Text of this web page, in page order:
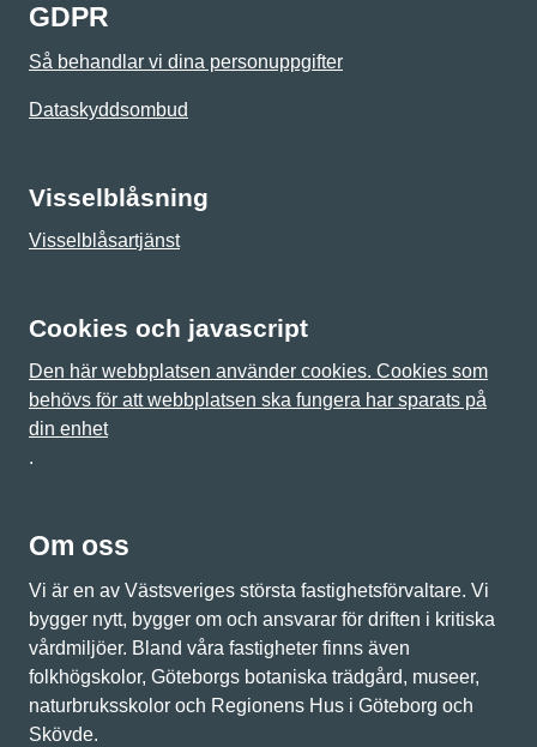
GDPR
Så behandlar vi dina personuppgifter
Dataskyddsombud
Visselblåsning
Visselblåsartjänst
Cookies och javascript
Den här webbplatsen använder cookies. Cookies som
behövs för att webbplatsen ska fungera har sparats på
din enhet
.
Om oss
Vi är en av Västsveriges största fastighetsförvaltare. Vi
bygger nytt, bygger om och ansvarar för driften i kritiska
vårdmiljöer. Bland våra fastigheter finns även
folkhögskolor, Göteborgs botaniska trädgård, museer,
naturbruksskolor och Regionens Hus i Göteborg och
Skövde.